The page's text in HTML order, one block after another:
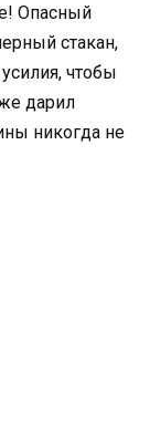
Опасный
стакан,
чтобы
дарил
никогда не